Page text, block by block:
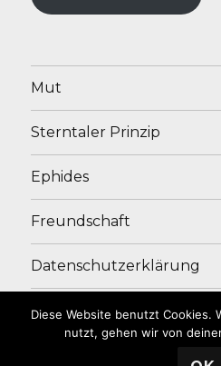
Mut
Sterntaler Prinzip
Ephides
Freundschaft
Datenschutzerklärung
Impressum
Diese Website benutzt Cookies.
nutzt, gehen wir von